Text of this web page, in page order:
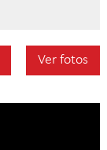
Ver fotos